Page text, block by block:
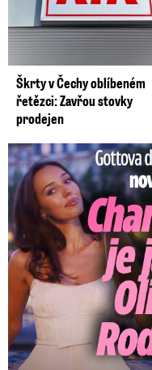
Škrty v Čechy oblíbeném
řetězci: Zavřou stovky
prodejen
Gottova dcera zveřejnila